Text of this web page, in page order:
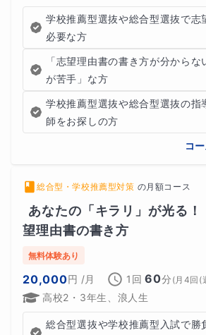
学校推薦型選抜や総合型選抜で志
必要な方
「志望理由書の書き方が分から
が苦手」な方
学校推薦型選抜や総合型選抜の指
師をお探しの方
コ
総合型・学校推薦型対策 の月額コース
あなたの「キラリ」が光る！
望理由書の書き方
無料体験あり
20,000円 /月 1回 60分 (月4回(
高校2・3年生、浪人生
総合型選抜や学校推薦型入試で勝